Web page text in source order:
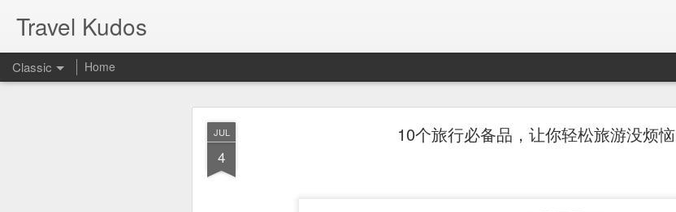
JUL
4
10个旅行必备品，让你轻松旅游没烦恼
Travel Kudos
Classic Home
Mr. Stonebowl - Fusion Chinese Cuisine